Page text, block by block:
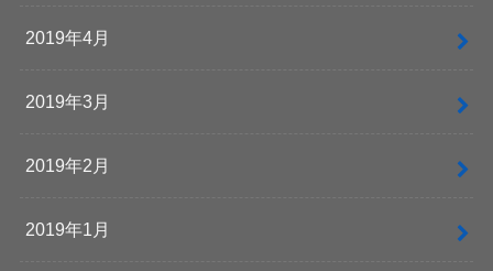
2019年4月
2019年3月
2019年2月
2019年1月